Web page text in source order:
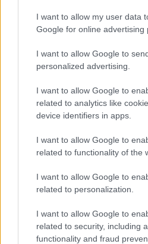
I want to allow my user data
Google for online advertising
I want to allow Google to
personalized advertising.
I want to allow Google to
related to analytics like
device identifiers in apps.
I want to allow Google to
related to functionality of the
I want to allow Google to
related to personalization.
I want to allow Google to
related to security, including
functionality and fraud
Papa Leone XIV incontra i
alla pace e alla solidarietà
Matteo Pellegrino · 6 Ago 2026